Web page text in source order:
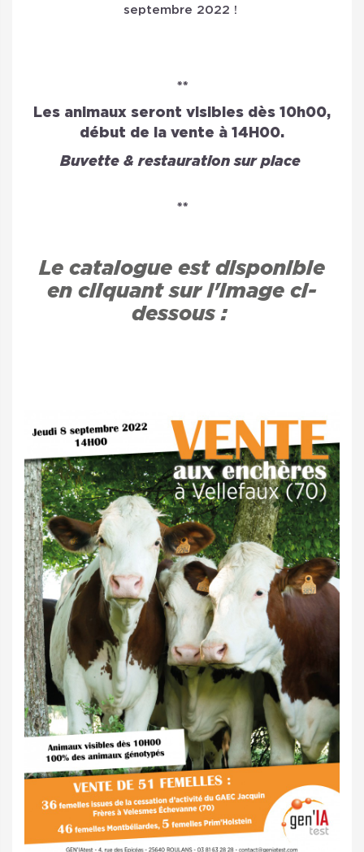
septembre 2022 !
**
Les animaux seront visibles dès 10h00,
début de la vente à 14H00.
Buvette & restauration sur place
**
Le catalogue est disponible
en cliquant sur l'image ci-
dessous :